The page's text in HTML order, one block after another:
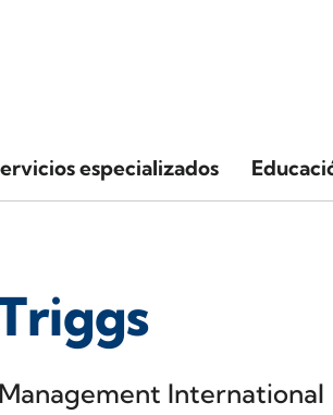
especializados
International